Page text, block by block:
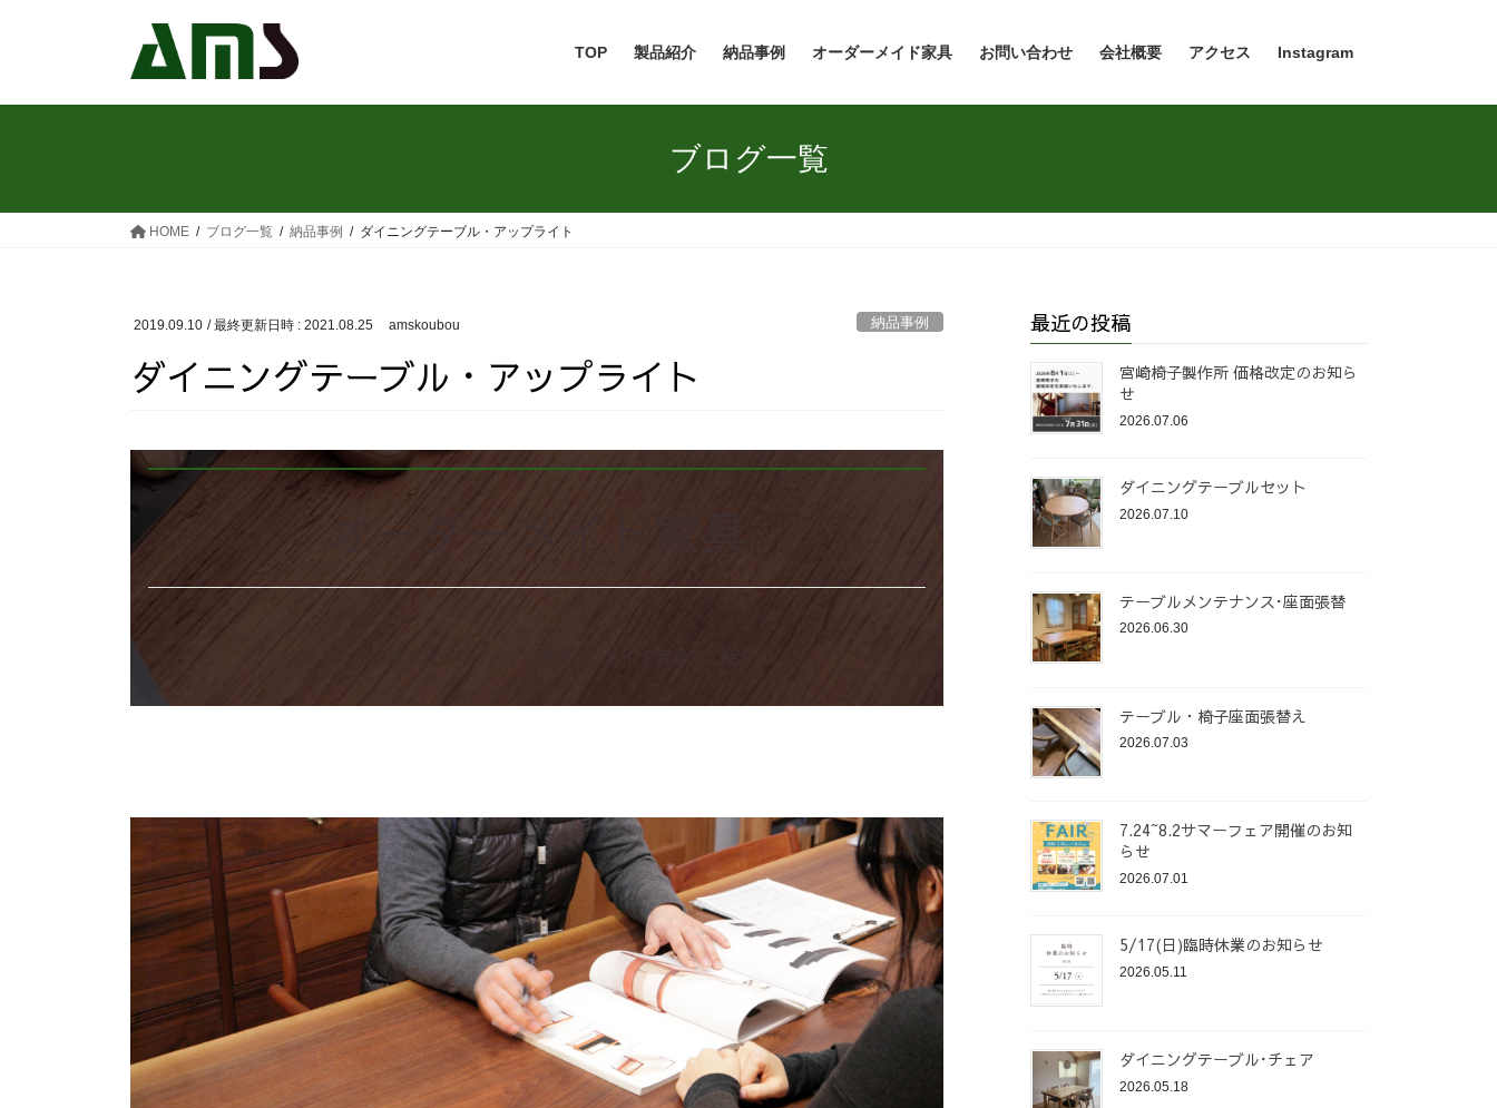
TOP 製品紹介 納品事例 オーダーメイド家具 お問い合わせ 会社概要 アクセス Instagram
ブログ一覧
HOME ブログ一覧 納品事例 ダイニングテーブル・アップライト
2019.09.10 / 最終更新日時 : 2021.08.25 amskoubou 納品事例
ダイニングテーブル・アップライト
最近の投稿
宮崎椅子製作所 価格改定のお知ら
せ
2026.07.06
ダイニングテーブルセット
2026.07.10
テーブルメンテナンス･座面張替
2026.06.30
テーブル・椅子座面張替え
2026.07.03
7.24~8.2サマーフェア開催のお知
らせ
2026.07.01
5/17(日)臨時休業のお知らせ
2026.05.11
ダイニングテーブル･チェア
2026.05.18